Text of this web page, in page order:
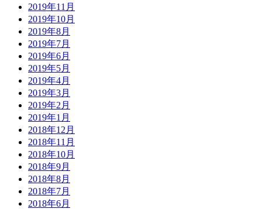
2019年11月
2019年10月
2019年8月
2019年7月
2019年6月
2019年5月
2019年4月
2019年3月
2019年2月
2019年1月
2018年12月
2018年11月
2018年10月
2018年9月
2018年8月
2018年7月
2018年6月